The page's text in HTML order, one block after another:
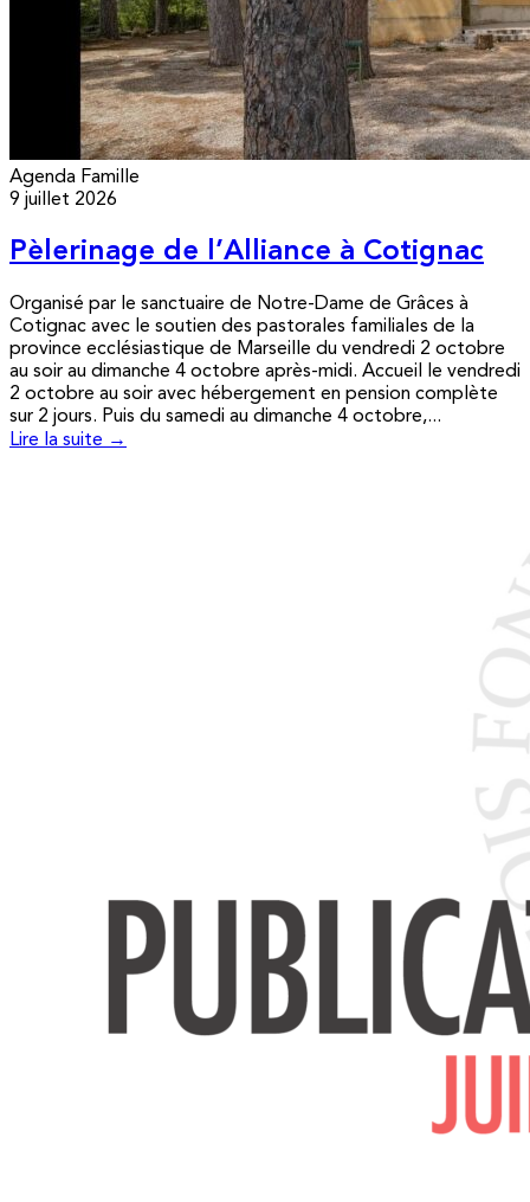
Agenda Famille
9 juillet 2026
Pèlerinage de l’Alliance à Cotignac
Organisé par le sanctuaire de Notre-Dame de Grâces à
Cotignac avec le soutien des pastorales familiales de la
province ecclésiastique de Marseille du vendredi 2 octobre
au soir au dimanche 4 octobre après-midi. Accueil le vendredi
2 octobre au soir avec hébergement en pension complète
sur 2 jours. Puis du samedi au dimanche 4 octobre,...
Lire la suite →